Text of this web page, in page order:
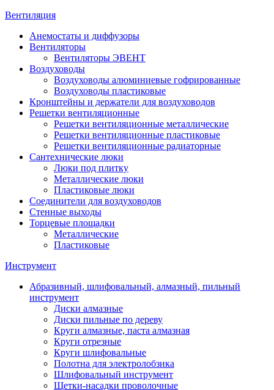
Вентиляция
Анемостаты и диффузоры
Вентиляторы
Вентиляторы ЭВЕНТ
Воздуховоды
Воздуховоды алюминиевые гофрированные
Воздуховоды пластиковые
Кронштейны и держатели для воздуховодов
Решетки вентиляционные
Решетки вентиляционные металлические
Решетки вентиляционные пластиковые
Решетки вентиляционные радиаторные
Сантехнические люки
Люки под плитку
Металлические люки
Пластиковые люки
Соединители для воздуховодов
Стенные выходы
Торцевые площадки
Металлические
Пластиковые
Инструмент
Абразивный, шлифовальный, алмазный, пильный
инструмент
Диски алмазные
Диски пильные по дереву
Круги алмазные, паста алмазная
Круги отрезные
Круги шлифовальные
Полотна для электролобзика
Шлифовальный инструмент
Щетки-насадки проволочные